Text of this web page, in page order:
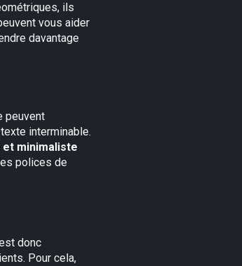
ils
vous aider
davantage
peuvent
interminable.
et minimaliste
polices de
donc
Pour cela,